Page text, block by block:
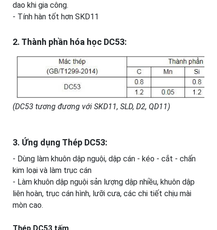
dao khi gia công.
- Tính hàn tốt hơn SKD11
2. Thành phần hóa học DC53:
(DC53 tương đương với SKD11, SLD, D2, QD11)
3. Ứng dụng Thép DC53:
- Dùng làm khuôn dập nguội, dập cán - kéo - cắt - chấn
kim loại và làm trục cán
- Làm khuôn dập nguội sản lượng dập nhiều, khuôn dập
liên hoàn, trục cán hình, lưỡi cưa, các chi tiết chịu mài
mòn cao.